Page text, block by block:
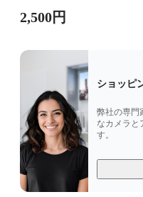
2,500円
ショッピ
弊社の専門
なカメラと
す。